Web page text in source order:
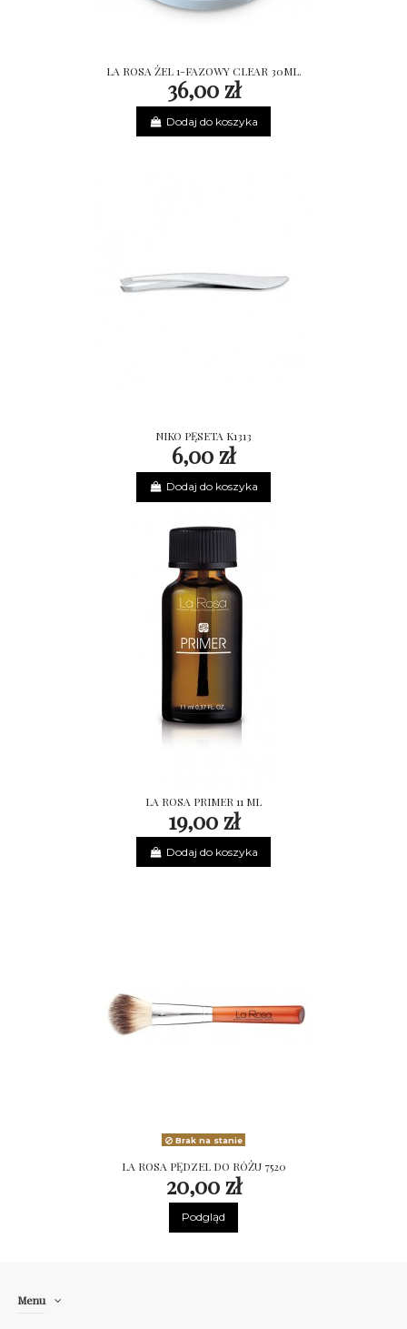
LA ROSA ŻEL 1-FAZOWY CLEAR 30ML.
36,00 zł
Dodaj do koszyka
NIKO PĘSETA K1313
6,00 zł
Dodaj do koszyka
LA ROSA PRIMER 11 ML
19,00 zł
Dodaj do koszyka
Brak na stanie
LA ROSA PĘDZEL DO RÓŻU 7520
20,00 zł
Podgląd
Menu